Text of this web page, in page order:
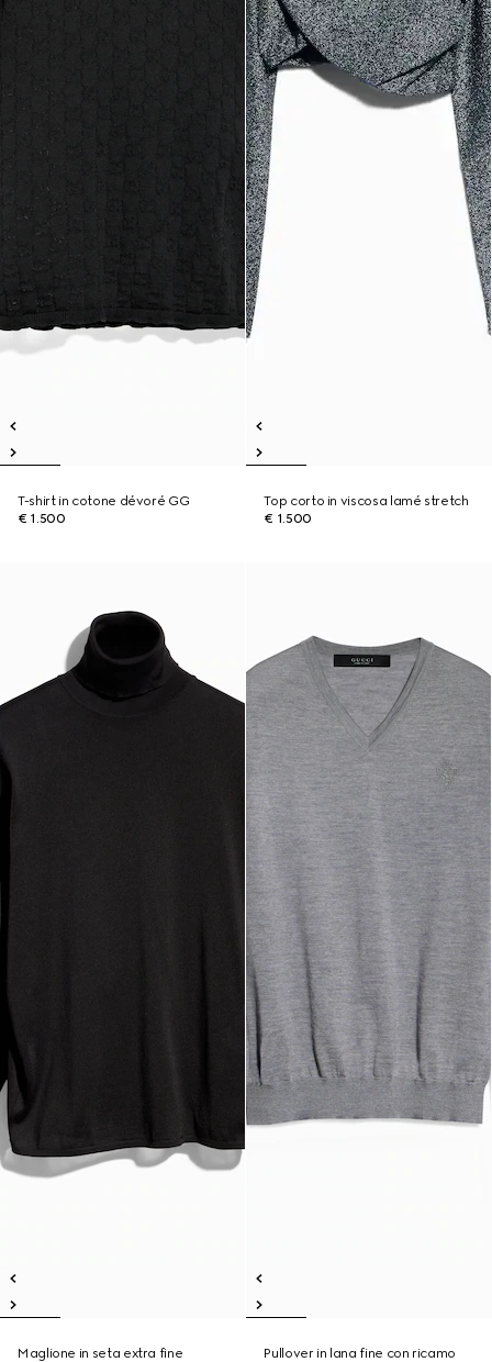
T-shirt in cotone dévoré GG
€ 1.500
Top corto in viscosa lamé stretch
€ 1.500
Maglione in seta extra fine
Pullover in lana fine con ricamo